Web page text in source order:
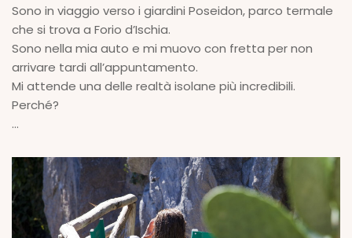
Sono in viaggio verso i giardini Poseidon, parco termale
che si trova a Forio d’Ischia.
Sono nella mia auto e mi muovo con fretta per non
arrivare tardi all’appuntamento.
Mi attende una delle realtà isolane più incredibili.
Perché?
...